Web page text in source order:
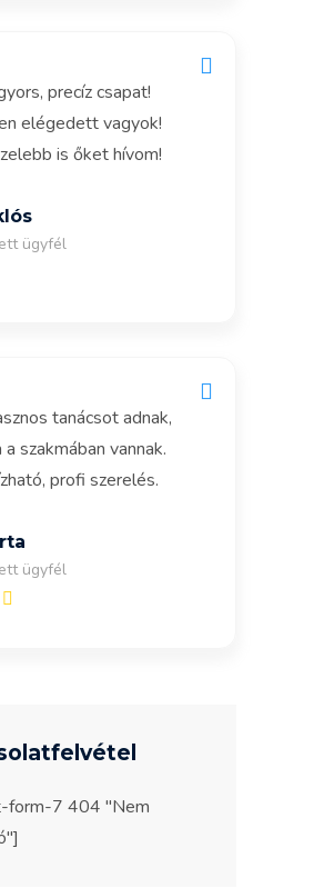
precíz csapat!
elégedett vagyok!
is őket hívom!
ügyfél
tanácsot adnak,
szakmában vannak.
profi szerelés.
ügyfél
form-7 404 "Nem